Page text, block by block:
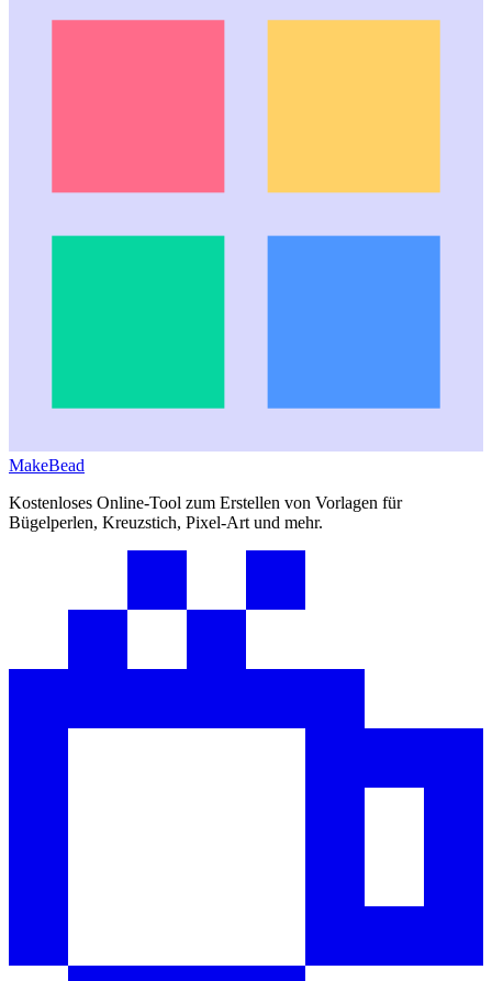
MakeBead
Kostenloses Online-Tool zum Erstellen von Vorlagen für
Bügelperlen, Kreuzstich, Pixel-Art und mehr.